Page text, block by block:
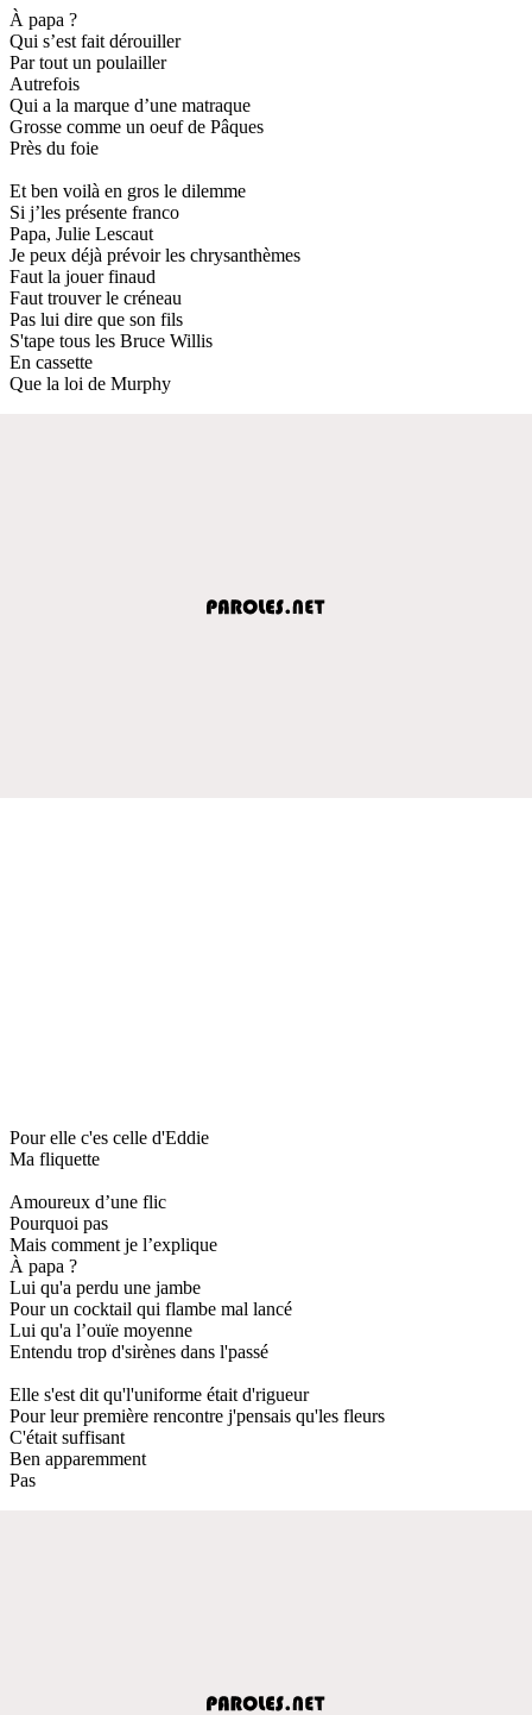
À papa ?
Qui s’est fait dérouiller
Par tout un poulailler
Autrefois
Qui a la marque d’une matraque
Grosse comme un oeuf de Pâques
Près du foie
Et ben voilà en gros le dilemme
Si j’les présente franco
Papa, Julie Lescaut
Je peux déjà prévoir les chrysanthèmes
Faut la jouer finaud
Faut trouver le créneau
Pas lui dire que son fils
S'tape tous les Bruce Willis
En cassette
Que la loi de Murphy
Pour elle c'es celle d'Eddie
Ma fliquette
Amoureux d’une flic
Pourquoi pas
Mais comment je l’explique
À papa ?
Lui qu'a perdu une jambe
Pour un cocktail qui flambe mal lancé
Lui qu'a l’ouïe moyenne
Entendu trop d'sirènes dans l'passé
Elle s'est dit qu'l'uniforme était d'rigueur
Pour leur première rencontre j'pensais qu'les fleurs
C'était suffisant
Ben apparemment
Pas